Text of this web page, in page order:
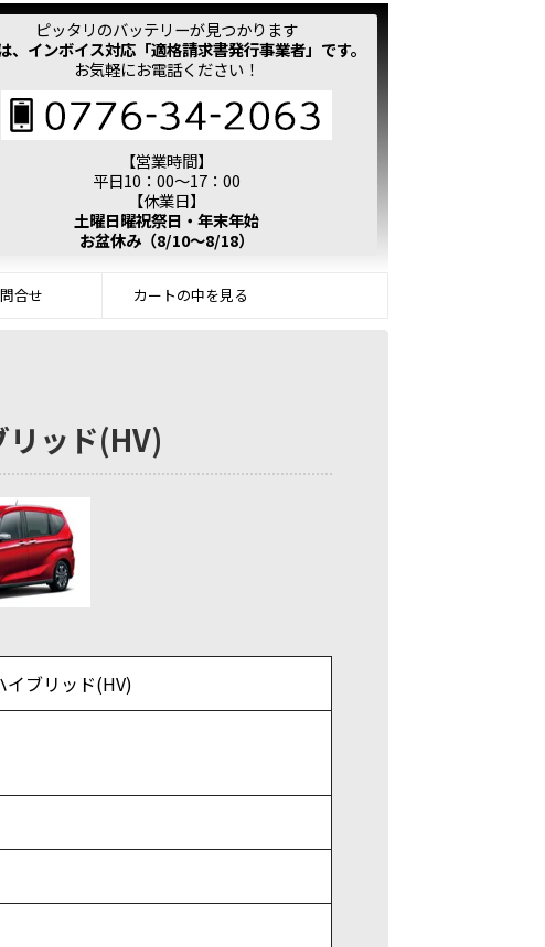
ピッタリのバッテリーが見つかります
、インボイス対応「適格請求書発行事業者」です。
お気軽にお電話ください！
【営業時間】
平日10：00～17：00
【休業日】
土曜日曜祝祭日・年末年始
お盆休み（8/10～8/18）
合せ カートの中を見る
ッド(HV)
イブリッド(HV)